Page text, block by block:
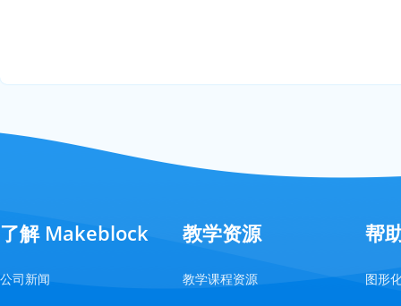
了解 Makeblock
公司新闻
教学资源
教学课程资源
帮
图形